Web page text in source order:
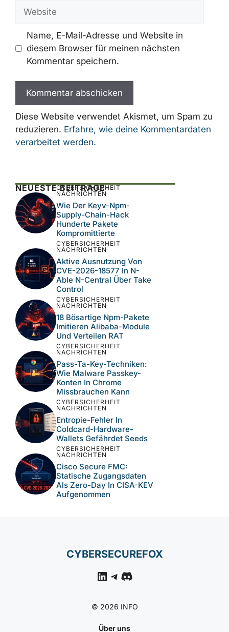
Website
Name, E-Mail-Adresse und Website in
diesem Browser für meinen nächsten
Kommentar speichern.
Diese Website verwendet Akismet, um Spam zu
reduzieren. Erfahre, wie deine Kommentardaten
verarbeitet werden.
NEUESTE BEITRÄGE
CYBERSICHERHEIT
NACHRICHTEN
Wie Der Keyv-Npm-
Supply-Chain-Hack
Hunderte Pakete
Kompromittierte
CYBERSICHERHEIT
NACHRICHTEN
Aktive Ausnutzung Von
CVE-2026-18577 In N-
Able N-Central Über Take
Control
CYBERSICHERHEIT
NACHRICHTEN
18 Bösartige Npm-Pakete
Imitieren Alibaba-Module
Und Verteilen RAT
CYBERSICHERHEIT
NACHRICHTEN
Pass-Ta-Key-Techniken:
Wie Malware Passkey-
Konten In Chrome
Missbrauchen Kann
CYBERSICHERHEIT
NACHRICHTEN
Entropie-Fehler In
Coldcard-Hardware-
Wallets Gefährdet Seeds
CYBERSICHERHEIT
NACHRICHTEN
Cisco Secure FMC:
Statische Zugangsdaten
Als Zero-Day In CISA-KEV
Aufgenommen
CYBERSECUREFOX
LinkedIn
Telegram
Discord
© 2026 INFO
Über uns